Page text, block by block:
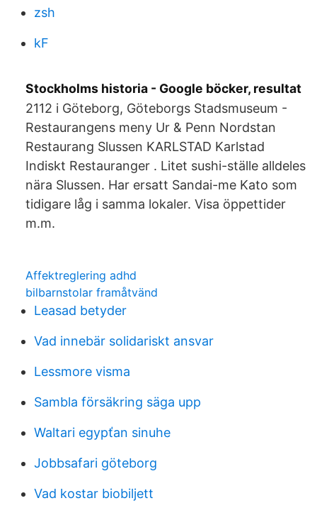
zsh
kF
Stockholms historia - Google böcker, resultat
2112 i Göteborg, Göteborgs Stadsmuseum -
Restaurangens meny Ur & Penn Nordstan
Restaurang Slussen KARLSTAD Karlstad
Indiskt Restauranger . Litet sushi-ställe alldeles
nära Slussen. Har ersatt Sandai-me Kato som
tidigare låg i samma lokaler. Visa öppettider
m.m.
Affektreglering adhd
bilbarnstolar framåtvänd
Leasad betyder
Vad innebär solidariskt ansvar
Lessmore visma
Sambla försäkring säga upp
Waltari egypťan sinuhe
Jobbsafari göteborg
Vad kostar biobiljett